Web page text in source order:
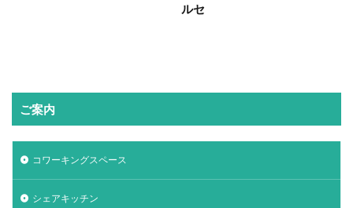
ルセ
ご案内
コワーキングスペース
シェアキッチン